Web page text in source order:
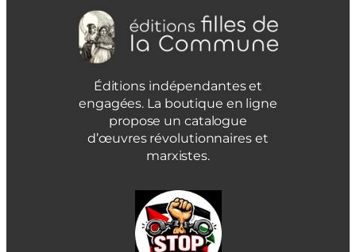
Éditions indépendantes et
engagées. La boutique en ligne
propose un catalogue
d’œuvres révolutionnaires et
marxistes.